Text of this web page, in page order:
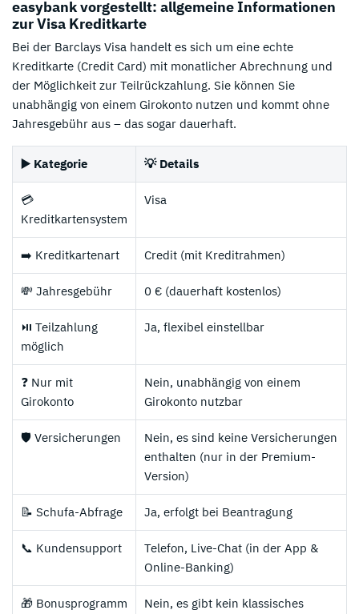
easybank vorgestellt: allgemeine Informationen
zur Visa Kreditkarte
Bei der Barclays Visa handelt es sich um eine echte
Kreditkarte (Credit Card) mit monatlicher Abrechnung und
der Möglichkeit zur Teilrückzahlung. Sie können Sie
unabhängig von einem Girokonto nutzen und kommt ohne
Jahresgebühr aus – das sogar dauerhaft.
▶️ Kategorie 💡 Details
💳
Kreditkartensystem
Visa
➡️ Kreditkartenart Credit (mit Kreditrahmen)
💸 Jahresgebühr 0 € (dauerhaft kostenlos)
⏯️ Teilzahlung
möglich
Ja, flexibel einstellbar
❓ Nur mit
Girokonto
Nein, unabhängig von einem
Girokonto nutzbar
🛡️ Versicherungen
Nein, es sind keine Versicherungen
enthalten (nur in der Premium-
Version)
📝 Schufa-Abfrage Ja, erfolgt bei Beantragung
📞 Kundensupport
Telefon, Live-Chat (in der App &
Online-Banking)
🎁 Bonusprogramm
Nein, es gibt kein klassisches